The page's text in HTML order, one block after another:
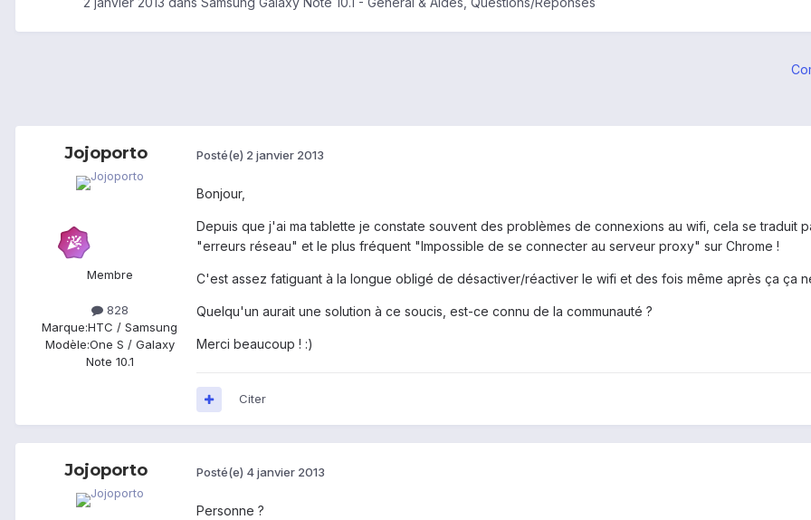
Jojoporto
Membre
828
Marque:HTC / Samsung
Modèle:One S / Galaxy
Note 10.1
Posté(e) 2 janvier 2013
Bonjour,
Depuis que j'ai ma tablette je constate souvent des problèmes de connexions au wifi, cela se traduit
"erreurs réseau" et le plus fréquent "Impossible de se connecter au serveur proxy" sur Chrome !
C'est assez fatiguant à la longue obligé de désactiver/réactiver le wifi et des fois même après ça ça
Quelqu'un aurait une solution à ce soucis, est-ce connu de la communauté ?
Merci beaucoup ! :)
Citer
Jojoporto Posté(e) 4 janvier 2013
Personne ?